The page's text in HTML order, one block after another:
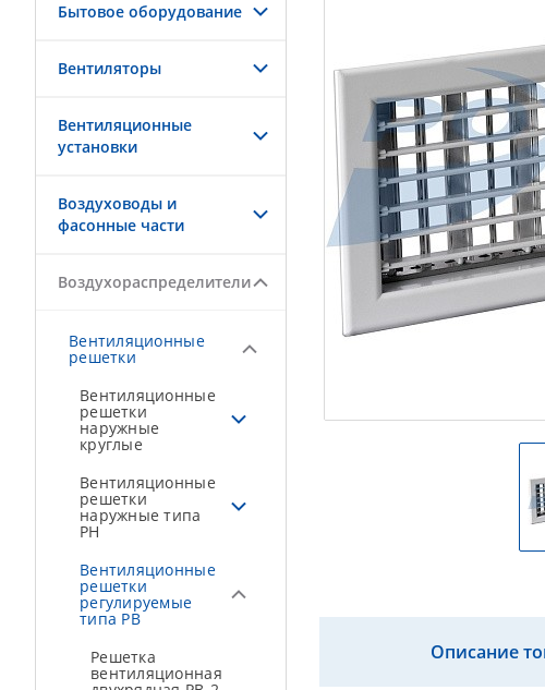
Бытовое оборудование
Вентиляторы
Вентиляционные
установки
Воздуховоды и
фасонные части
Воздухораспределители
Вентиляционные
решетки
Вентиляционные
решетки
наружные
круглые
Вентиляционные
решетки
наружные типа
РН
Вентиляционные
решетки
регулируемые
типа РВ
Решетка
вентиляционная
Описание